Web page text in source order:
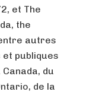
et The
the
autres
publiques
du
de la